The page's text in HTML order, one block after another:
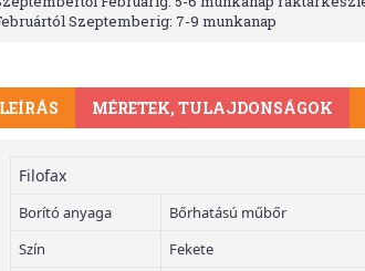
Szeptemberig: 7-9 munkanap
LEÍRÁS MÉRETEK, TULAJDONSÁGOK
Filofax
Borító anyaga
Bőrhatású műbőr
Szín
Fekete